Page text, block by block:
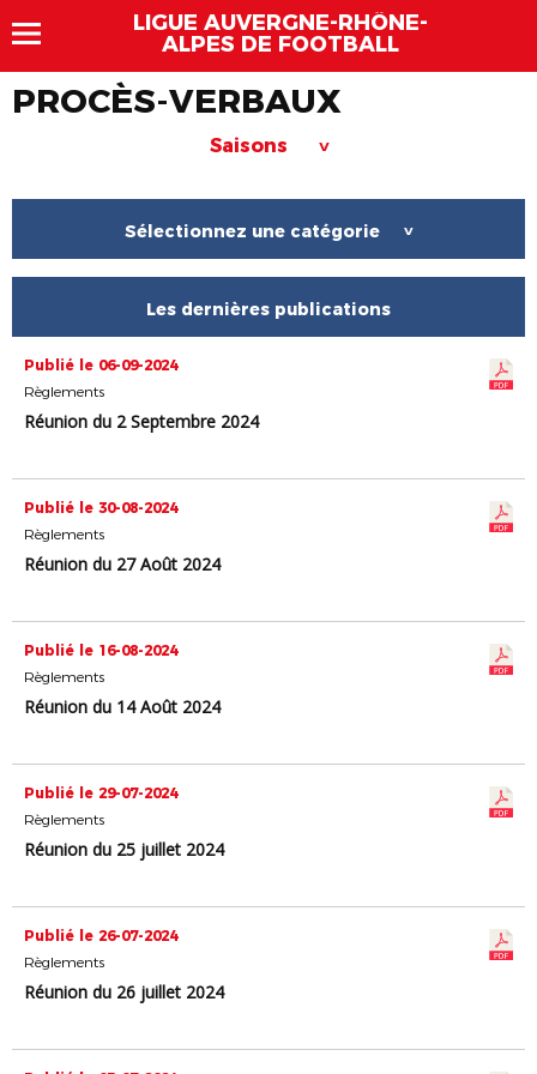
LIGUE AUVERGNE-RHÔNE-
ALPES DE FOOTBALL
PROCÈS-VERBAUX
Saisons >
Sélectionnez une catégorie >
Les dernières publications
Publié le 06-09-2024
Règlements
Réunion du 2 Septembre 2024
Publié le 30-08-2024
Règlements
Réunion du 27 Août 2024
Publié le 16-08-2024
Règlements
Réunion du 14 Août 2024
Publié le 29-07-2024
Règlements
Réunion du 25 juillet 2024
Publié le 26-07-2024
Règlements
Réunion du 26 juillet 2024